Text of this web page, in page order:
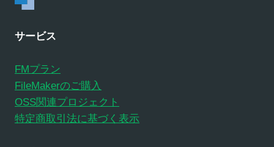
サービス
FMプラン
FileMakerのご購入
OSS関連プロジェクト
特定商取引法に基づく表示